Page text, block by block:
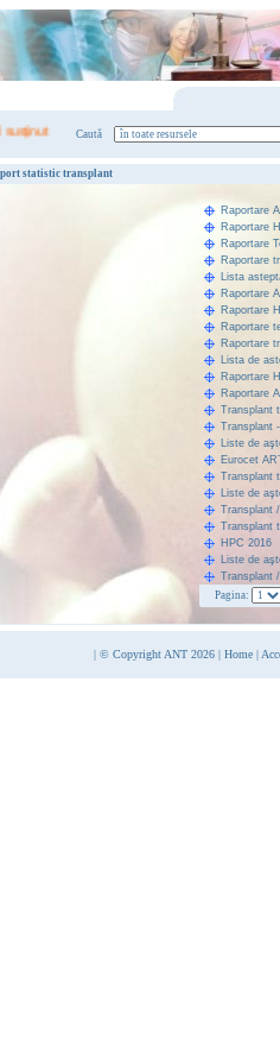
susţinut
Caută
statistic transplant
Raportare
Raportare
Raportare
Raportare
Lista
Raportare
Raportare
Raportare
Raportare
Lista de
Raportare
Raportare
Transplant
Transplant
Liste de
Eurocet
Transplant
Liste de
Transplant
Transplant
HPC 2016
Liste de
Transplant
Pagina:
| © Copyright ANT 2026 | Home |